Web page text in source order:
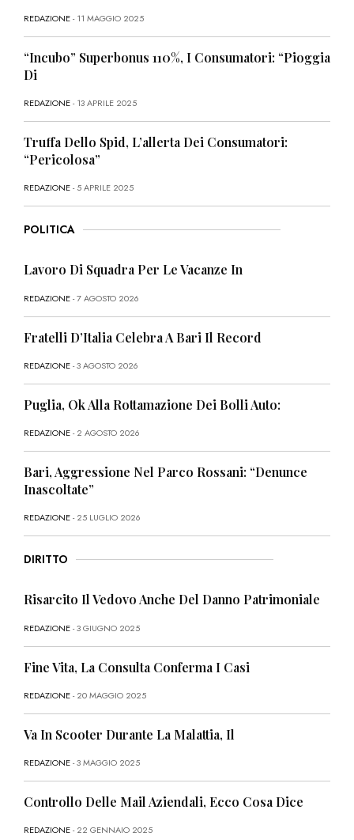
REDAZIONE- 11 MAGGIO 2025
“Incubo” Superbonus 110%, I Consumatori: “Pioggia
Di
REDAZIONE- 13 APRILE 2025
Truffa Dello Spid, L’allerta Dei Consumatori:
“Pericolosa”
REDAZIONE- 5 APRILE 2025
POLITICA
Lavoro Di Squadra Per Le Vacanze In
REDAZIONE- 7 AGOSTO 2026
Fratelli D’Italia Celebra A Bari Il Record
REDAZIONE- 3 AGOSTO 2026
Puglia, Ok Alla Rottamazione Dei Bolli Auto:
REDAZIONE- 2 AGOSTO 2026
Bari, Aggressione Nel Parco Rossani: “Denunce
Inascoltate”
REDAZIONE- 25 LUGLIO 2026
DIRITTO
Risarcito Il Vedovo Anche Del Danno Patrimoniale
REDAZIONE- 3 GIUGNO 2025
Fine Vita, La Consulta Conferma I Casi
REDAZIONE- 20 MAGGIO 2025
Va In Scooter Durante La Malattia, Il
REDAZIONE- 3 MAGGIO 2025
Controllo Delle Mail Aziendali, Ecco Cosa Dice
REDAZIONE- 22 GENNAIO 2025